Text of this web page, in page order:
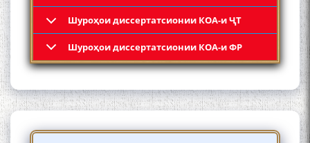
Шyроҳои диссертатсионии КОА-и ҶТ
Шyроҳои диссертатсионии КОА-и ФР
Қадамҷо: Муҳаммадҷон
Раҳимӣ